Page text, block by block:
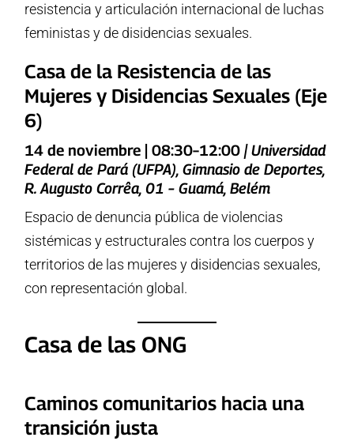
resistencia y articulación internacional de luchas
feministas y de disidencias sexuales.
Casa de la Resistencia de las
Mujeres y Disidencias Sexuales (Eje
6)
14 de noviembre | 08:30–12:00 | Universidad
Federal de Pará (UFPA), Gimnasio de Deportes,
R. Augusto Corrêa, 01 – Guamá, Belém
Espacio de denuncia pública de violencias
sistémicas y estructurales contra los cuerpos y
territorios de las mujeres y disidencias sexuales,
con representación global.
Casa de las ONG
Caminos comunitarios hacia una
transición justa